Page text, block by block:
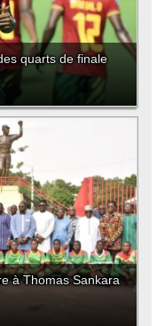
quarts de finale
à Thomas Sankara